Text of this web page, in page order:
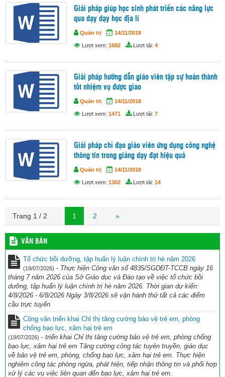
Giải pháp giúp học sinh phát triển các năng lực
qua dạy dạy học địa lí
Quản trị 14/11/2018
Lượt xem: 1682 Lượt tải: 4
Giải pháp hướng dẫn giáo viên tập sự hoàn thành
tốt nhiệm vụ được giao
Quản trị 14/11/2018
Lượt xem: 1471 Lượt tải: 7
Giải pháp chỉ đạo giáo viên ứng dụng công nghệ
thông tin trong giảng dạy đạt hiệu quả
Quản trị 14/11/2018
Lượt xem: 1302 Lượt tải: 14
Trang 1 / 2 1 2 »
VĂN BẢN
Tổ chức bồi dưỡng, tập huấn lý luận chính trị hè năm 2026
(19/07/2026) - Thực hiện Công văn số 4835/SGDĐT-TCCB ngày 16
tháng 7 năm 2026 của Sở Giáo dục và Đào tạo về việc tổ chức bồi
dưỡng, tập huấn lý luận chính trị hè năm 2026. Thời gian dự kiến:
4/8/2026 - 6/8/2026 Ngày 3/8/2026 sẽ vận hành thử tất cả các điểm
cầu trực tuyến
Công văn triển khai Chỉ thị tăng cường bảo vệ trẻ em, phòng
chống bạo lực, xâm hại trẻ em
(19/07/2026) - triển khai Chỉ thị tăng cường bảo vệ trẻ em, phòng chống
bạo lực, xâm hại trẻ em Tăng cường công tác tuyên truyền, giáo dục
về bảo vệ trẻ em, phòng, chống bạo lực, xâm hại trẻ em. Thực hiện
nghiêm công tác phòng ngừa, phát hiện, tiếp nhận thông tin và phối hợp
xử lý các vụ việc liên quan đến bạo lực, xâm hại trẻ em.